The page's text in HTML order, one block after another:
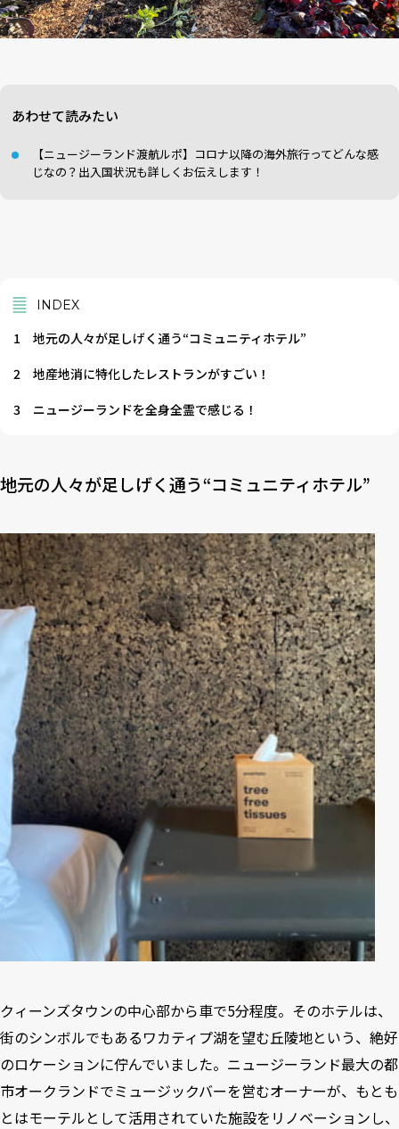
あわせて読みたい
【ニュージーランド渡航ルポ】コロナ以降の海外旅行ってどんな感
じなの？出入国状況も詳しくお伝えします！
INDEX
1
地元の人々が足しげく通う“コミュニティホテル”
2
地産地消に特化したレストランがすごい！
3
ニュージーランドを全身全霊で感じる！
地元の人々が足しげく通う“コミュニティホテル”
クィーンズタウンの中心部から車で5分程度。そのホテルは、
街のシンボルでもあるワカティプ湖を望む丘陵地という、絶好
のロケーションに佇んでいました。ニュージーランド最大の都
市オークランドでミュージックバーを営むオーナーが、もとも
とはモーテルとして活用されていた施設をリノベーションし、